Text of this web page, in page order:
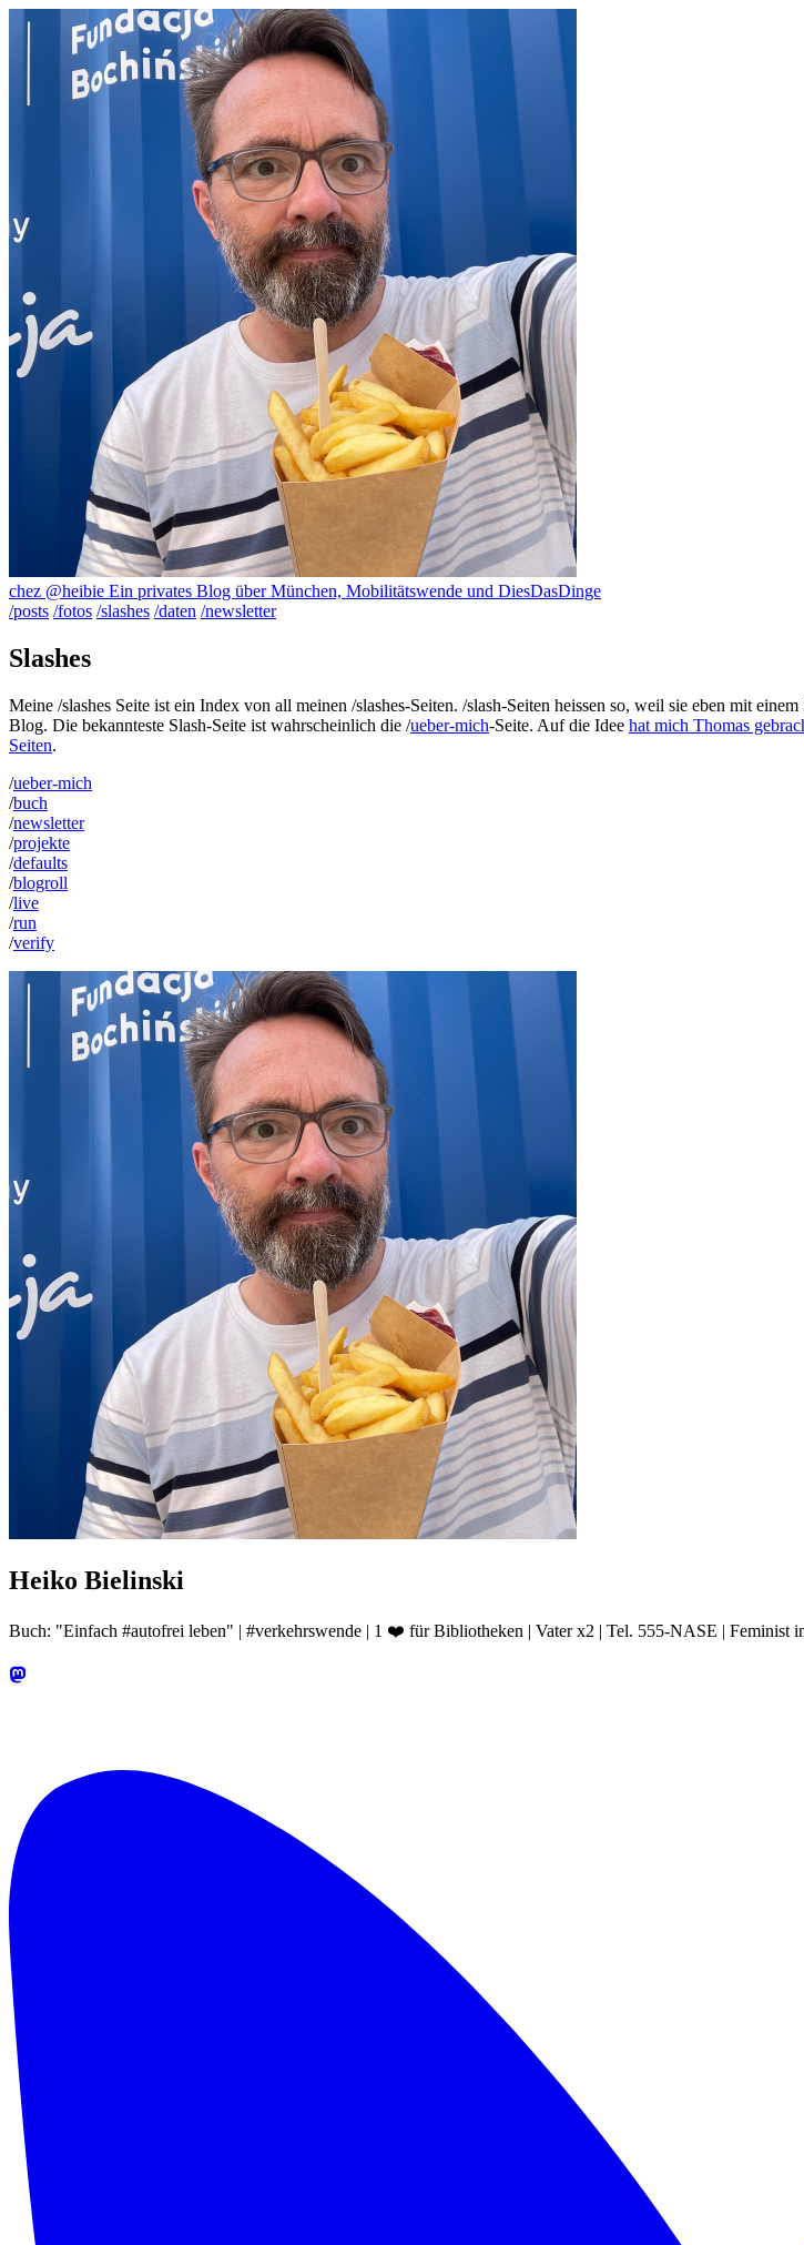
chez @heibie Ein privates Blog über München, Mobilitätswende und DiesDasDinge
/posts /fotos /slashes /daten /newsletter
Slashes
Meine /slashes Seite ist ein Index von all meinen /slashes-Seiten. /slash-Seiten heissen so, weil sie eben mit
Blog. Die bekannteste Slash-Seite ist wahrscheinlich die /ueber-mich-Seite. Auf die Idee hat mich Thomas
Seiten.
/ueber-mich
/buch
/newsletter
/projekte
/defaults
/blogroll
/live
/run
/verify
Heiko Bielinski
Buch: "Einfach #autofrei leben" | #verkehrswende | 1 ❤️ für Bibliotheken | Vater x2 | Tel. 555-NASE | Feminist